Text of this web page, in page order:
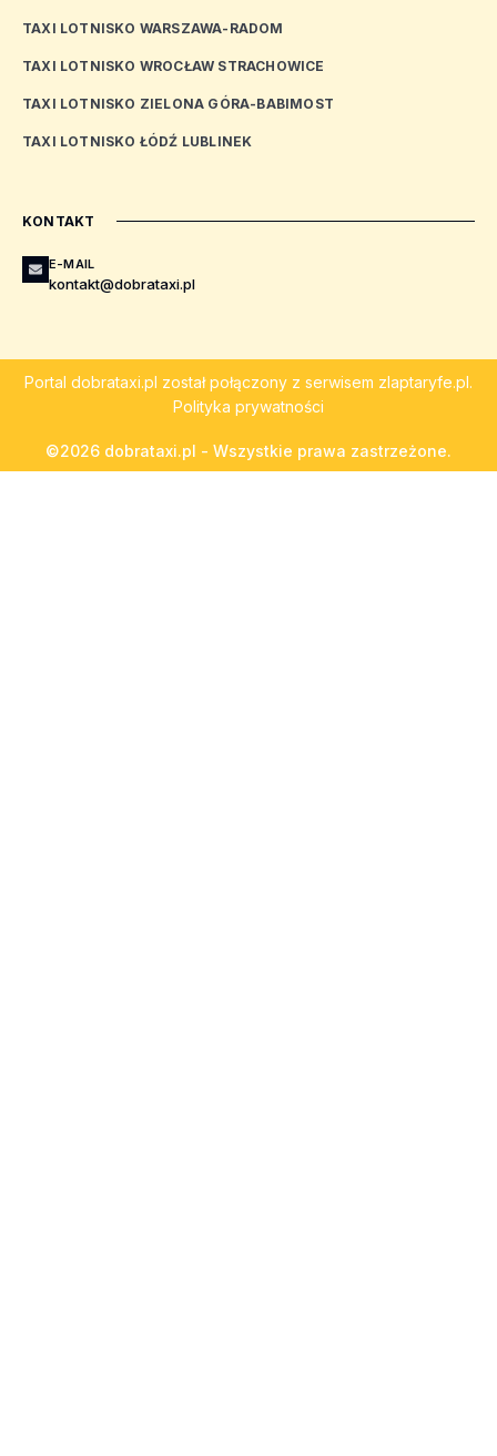
TAXI LOTNISKO WARSZAWA-RADOM
TAXI LOTNISKO WROCŁAW STRACHOWICE
TAXI LOTNISKO ZIELONA GÓRA-BABIMOST
TAXI LOTNISKO ŁÓDŹ LUBLINEK
KONTAKT
E-MAIL
kontakt@dobrataxi.pl
Portal dobrataxi.pl został połączony z serwisem zlaptaryfe.pl.
Polityka prywatności
©2026 dobrataxi.pl - Wszystkie prawa zastrzeżone.